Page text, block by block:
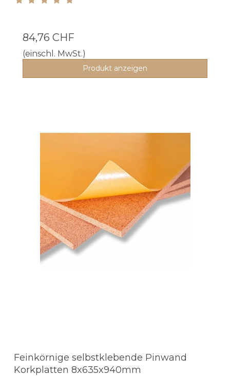
84,76 CHF
(einschl. MwSt.)
Produkt anzeigen
Feinkörnige selbstklebende Pinwand
Korkplatten 8x635x940mm